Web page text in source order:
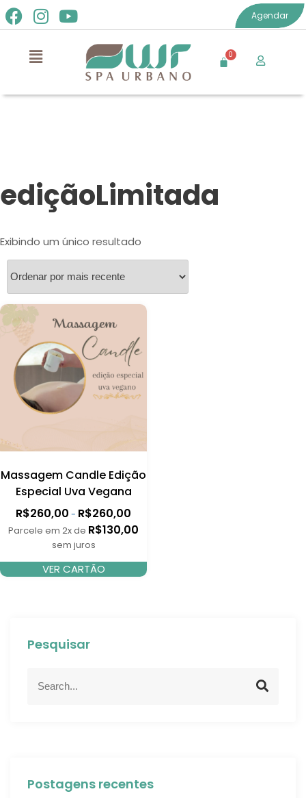
Agendar
ediçãoLimitada
Exibindo um único resultado
Massagem Candle Edição
Especial Uva Vegana
R$260,00 - R$260,00
Parcele em 2x de R$130,00
sem juros
VER CARTÃO
Pesquisar
Postagens recentes